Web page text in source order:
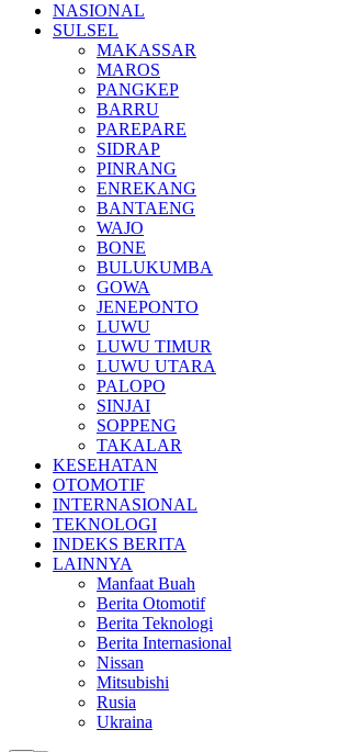
NASIONAL
SULSEL
MAKASSAR
MAROS
PANGKEP
BARRU
PAREPARE
SIDRAP
PINRANG
ENREKANG
BANTAENG
WAJO
BONE
BULUKUMBA
GOWA
JENEPONTO
LUWU
LUWU TIMUR
LUWU UTARA
PALOPO
SINJAI
SOPPENG
TAKALAR
KESEHATAN
OTOMOTIF
INTERNASIONAL
TEKNOLOGI
INDEKS BERITA
LAINNYA
Manfaat Buah
Berita Otomotif
Berita Teknologi
Berita Internasional
Nissan
Mitsubishi
Rusia
Ukraina